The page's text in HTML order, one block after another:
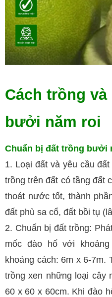
Cách trồng
bưởi năm roi
Chuẩn bị đất trồng bưởi
1. Loại đất và yêu cầu
trồng trên đất có tầng đất
thoát nước tốt, thành
đất phù sa cổ, đất bồi tụ
2. Chuẩn bị đất trồng:
mốc đào hố với
khoảng cách: 6m x 6-7m.
trồng xen những loại cây
60 x 60 x 60cm. Khi đào